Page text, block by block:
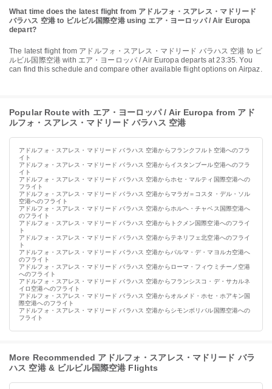
What time does the latest flight from アドルフォ・スアレス・マドリード
バラハス 空港 to ビルビル国際空港 using エア・ヨーロッパ / Air Europa
depart?
The latest flight from アドルフォ・スアレス・マドリード バラハス 空港 to ビ
ルビル国際空港 with エア・ヨーロッパ / Air Europa departs at 23:35. You
can find this schedule and compare other available flight options on Airpaz.
Popular Route with エア・ヨーロッパ / Air Europa from アド
ルフォ・スアレス・マドリード バラハス 空港
アドルフォ・スアレス・マドリード バラハス 空港からフランクフルト空港へのフラ
イト
アドルフォ・スアレス・マドリード バラハス 空港からイスタンブール空港へのフラ
イト
アドルフォ・スアレス・マドリード バラハス 空港からホセ・マルティ国際空港への
フライト
アドルフォ・スアレス・マドリード バラハス 空港からマラガ＝コスタ・デル・ソル
空港へのフライト
アドルフォ・スアレス・マドリード バラハス 空港からホルヘ・チャベス国際空港へ
のフライト
アドルフォ・スアレス・マドリード バラハス 空港からトクメン国際空港へのフライ
ト
アドルフォ・スアレス・マドリード バラハス 空港からテネリフェ北空港へのフライ
ト
アドルフォ・スアレス・マドリード バラハス 空港からパルマ・デ・マヨルカ空港へ
のフライト
アドルフォ・スアレス・マドリード バラハス 空港からローマ・フィウミチーノ空港
へのフライト
アドルフォ・スアレス・マドリード バラハス 空港からフランシスコ・デ・サカルネ
イロ空港へのフライト
アドルフォ・スアレス・マドリード バラハス 空港からオルメド・ホセ・ホアキン国
際空港へのフライト
アドルフォ・スアレス・マドリード バラハス 空港からシモンボリバル国際空港への
フライト
More Recommended アドルフォ・スアレス・マドリード バラ
ハス 空港 & ビルビル国際空港 Flights